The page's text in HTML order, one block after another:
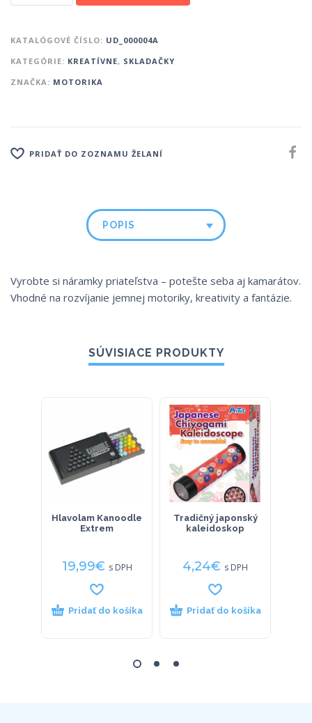
KATALÓGOVÉ ČÍSLO: UD_000004A
KATEGÓRIE: KREATÍVNE, SKLADAČKY
ZNAČKA: MOTORIKA
PRIDAŤ DO ZOZNAMU ŽELANÍ
POPIS
Vyrobte si náramky priateľstva – potešte seba aj kamarátov.
Vhodné na rozvíjanie jemnej motoriky, kreativity a fantázie.
SÚVISIACE PRODUKTY
Hlavolam Kanoodle
Extrem
19,99€ s DPH
Pridať do košíka
Tradičný japonský
kaleidoskop
4,24€ s DPH
Pridať do košíka